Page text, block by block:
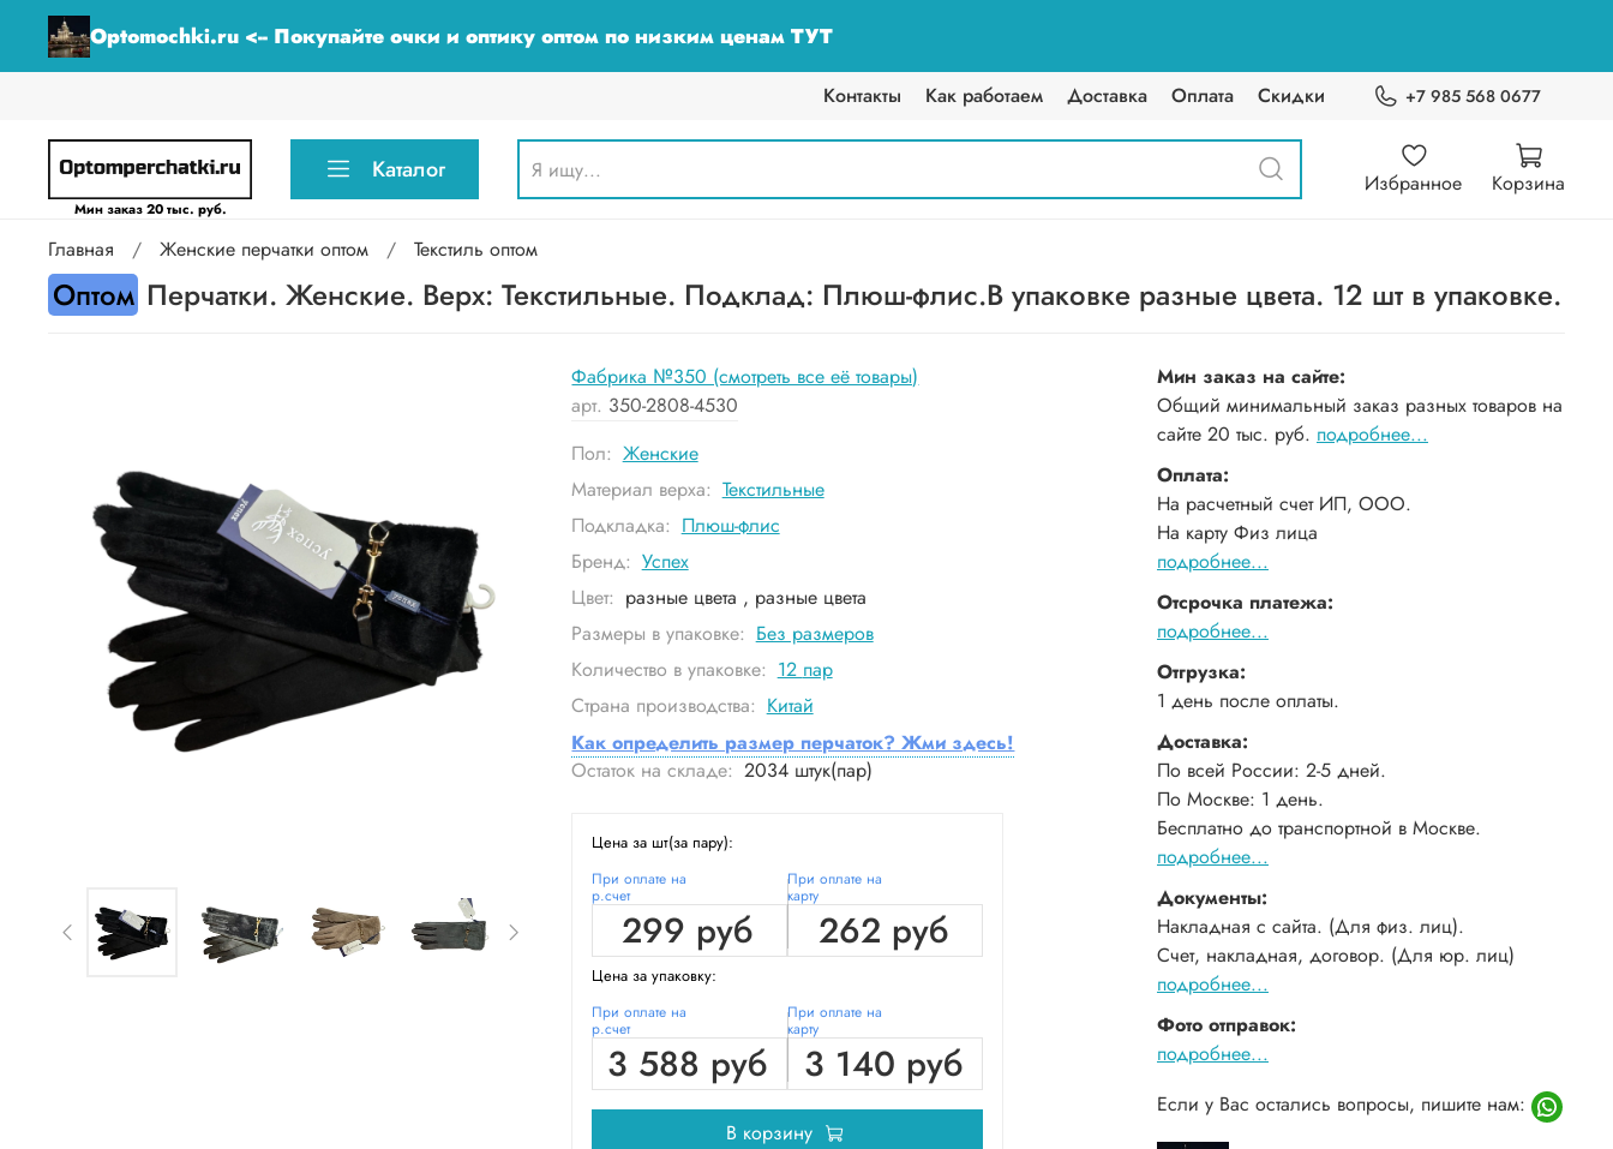
Optomochki.ru <-- Покупайте очки и оптику оптом по низким ценам ТУТ
Контакты Как работаем Доставка Оплата Скидки +7 985 568 0677
Мин заказ 20 тыс. руб.
Каталог Избранное Корзина
Главная Женские перчатки оптом Текстиль оптом
Оптом Перчатки. Женские. Верх: Текстильные. Подклад: Плюш-флис.В упаковке разные цвета. 12 шт в упаковке.
Фабрика №350 (смотреть все её товары)
арт. 350-2808-4530
Пол: Женские
Материал верха: Текстильные
Подкладка: Плюш-флис
Бренд: Успех
Цвет: разные цвета , разные цвета
Размеры в упаковке: Без размеров
Количество в упаковке: 12 пар
Страна производства: Китай
Как определить размер перчаток? Жми здесь!
Остаток на складе: 2034 штук(пар)
Цена за шт(за пару):
При оплате на
р.счет
299 руб
При оплате на
карту
262 руб
Цена за упаковку:
При оплате на
р.счет
3 588 руб
При оплате на
карту
3 140 руб
В корзину
Мин заказ на сайте:
Общий минимальный заказ разных товаров на
сайте 20 тыс. руб. подробнее...
Оплата:
На расчетный счет ИП, ООО.
На карту Физ лица
подробнее...
Отсрочка платежа:
подробнее...
Отгрузка:
1 день после оплаты.
Доставка:
По всей России: 2-5 дней.
По Москве: 1 день.
Бесплатно до транспортной в Москве.
подробнее...
Документы:
Накладная с сайта. (Для физ. лиц).
Счет, накладная, договор. (Для юр. лиц)
подробнее...
Фото отправок:
подробнее...
Если у Вас остались вопросы, пишите нам: